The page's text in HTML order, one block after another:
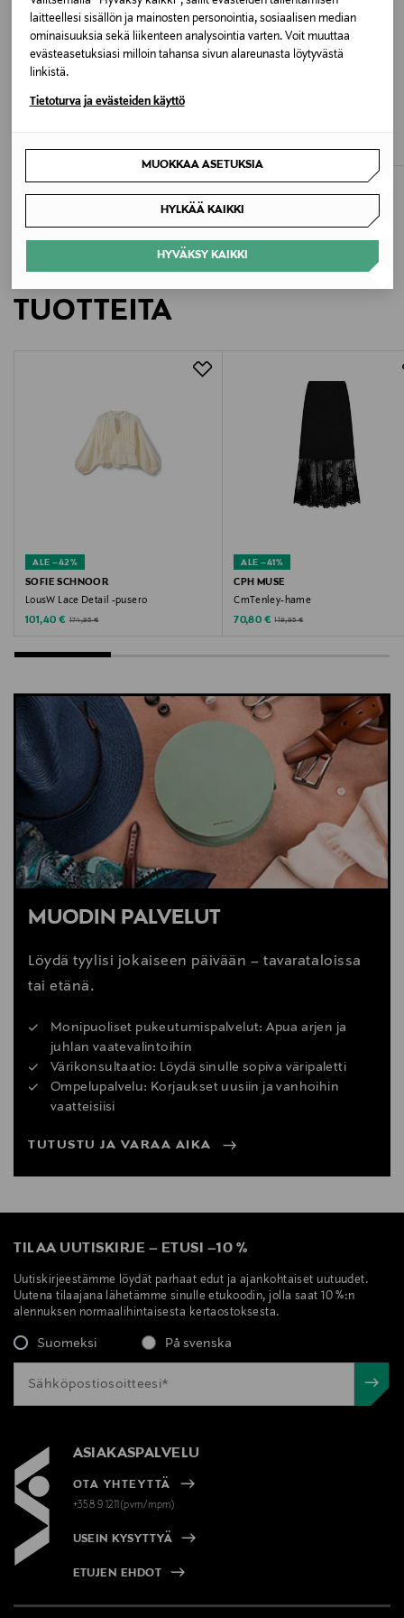
laitteellesi sisällön ja mainosten personointia, sosiaalisen median
ominaisuuksia sekä liikenteen analysointia varten. Voit muuttaa
evästeasetuksiasi milloin tahansa sivun alareunasta löytyvästä
linkistä.
Tietoturva ja evästeiden käyttö
MUOKKAA ASETUKSIA
HYLKÄÄ KAIKKI
HYVÄKSY KAIKKI
Valmistajan tuotenumero
RDF882
Valmistaja
Valmistajan osoite
PBO A/S, Brunbjergvej 5, 8240 Risskov, Denmark
RUE de FEMME, hame, vegaaninen hame, A-linjainen
hame, minihame, tekonahkahame
ETUKUPONKITUOTE
Original Price
31,99 €
Original Price
135,00 €
LISÄÄ KIINNOSTAVIA
TUOTTEITA
ALE –42%
SOFIE SCHNOOR
LousW Lace Detail -pusero
Discounted Price
101,40 € Original Price
174,95 €
ALE –41%
CPH MUSE
CmTenley-hame
Discounted Price
70,80 € Original Price
119,95 €
MUODIN PALVELUT
Löydä tyylisi jokaiseen päivään – tavarataloissa
tai etänä.
Monipuoliset pukeutumispalvelut: Apua arjen ja
juhlan vaatevalintoihin
Värikonsultaatio: Löydä sinulle sopiva väripaletti
Ompelupalvelu: Korjaukset uusiin ja vanhoihin
vaatteisiisi
TUTUSTU JA VARAA AIKA
TILAA UUTISKIRJE – ETUSI –10 %
Uutiskirjeestämme löydät parhaat edut ja ajankohtaiset uutuudet.
Uutena tilaajana lähetämme sinulle etukoodin, jolla saat 10 %:n
alennuksen normaalihintaisesta kertaostoksesta.
Suomeksi På svenska
ASIAKASPALVELU
OTA YHTEYTTÄ
+358 9 1211(pvm/mpm)
USEIN KYSYTTYÄ
ETUJEN EHDOT